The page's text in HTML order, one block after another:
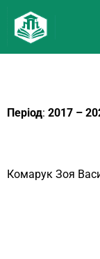
Період: 2017 –
Комарук Зоя